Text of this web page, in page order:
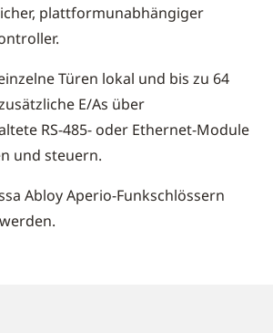
plattformunabhängiger
Türen lokal und bis zu 64
E/As über
RS-485- oder Ethernet-Module
und steuern.
Abloy Aperio-Funkschlössern